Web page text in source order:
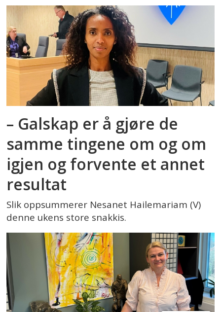
– Galskap er å gjøre de
samme tingene om og om
igjen og forvente et annet
resultat
Slik oppsummerer Nesanet Hailemariam (V)
denne ukens store snakkis.